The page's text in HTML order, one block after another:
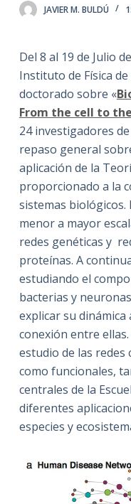
e
d
o
JAVIER M. BULDÚ
Del 8 al 19 de Julio
Instituto de Física
doctorado sobre «
From the cell to
24 investigadores
repaso general
aplicación de la
proporcionado a la
sistemas
menor a mayor
redes genéticas y
proteínas. A
estudiando el
bacterias y
explicar su
conexión entre
estudio de las
como funcionales,
centrales de la
diferentes
especies y